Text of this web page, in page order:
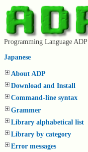
Programming Language ADP
Japanese
About ADP
Download and Install
Command-line syntax
Grammer
Library alphabetical list
Library by category
Error messages